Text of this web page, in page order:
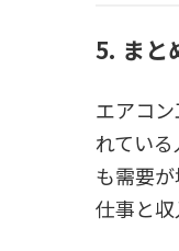
5. まと
エアコ
れてい
も需要
仕事と収